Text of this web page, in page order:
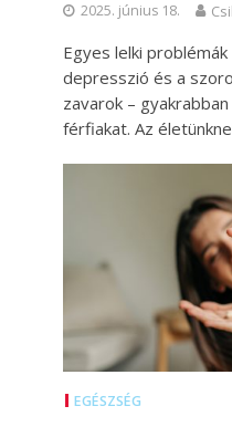
2025. június 18.
Egyes lelki
depresszió és a
zavarok –
férfiakat. Az
EGÉSZSÉG